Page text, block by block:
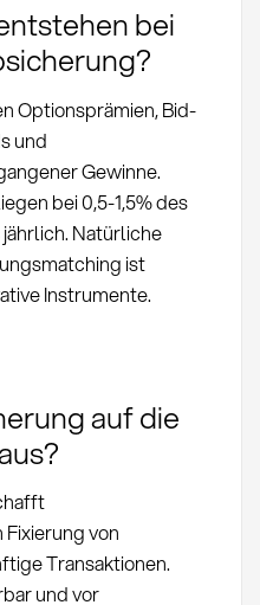
bei
Optionsprämien, Bid-
und
Gewinne.
bei 0,5-1,5% des
Natürliche
ist
Instrumente.
auf die
von
Transaktionen.
und vor